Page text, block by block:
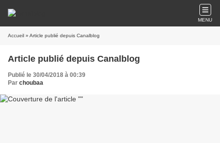
MENU
Accueil » Article publié depuis Canalblog
Article publié depuis Canalblog
Publié le 30/04/2018 à 00:39
Par choubaa